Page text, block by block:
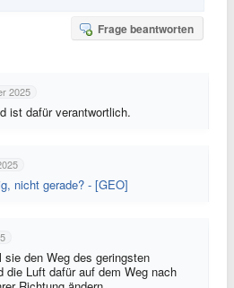
Frage beantworten
2025
ist dafür verantwortlich.
nicht gerade? - [GEO]
den Weg des geringsten
die Luft dafür auf dem Weg nach